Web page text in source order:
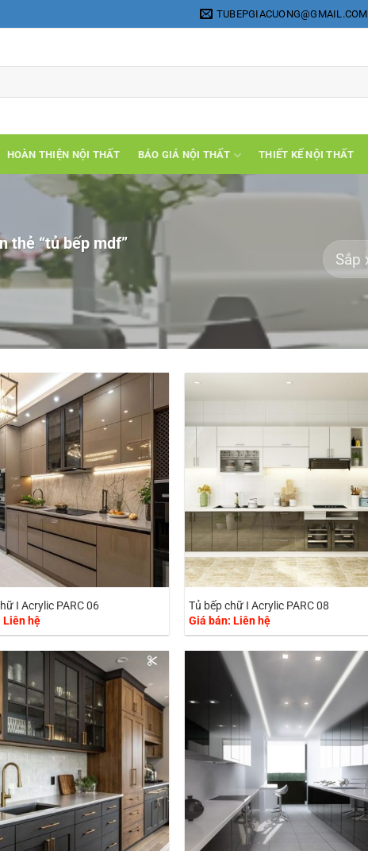
TUBEPGIACUONG@GMAIL.COM
HOÀN THIỆN NỘI THẤT BÁO GIÁ NỘI THẤT THIẾT KẾ NỘI THẤT
thẻ “tủ bếp mdf”
I Acrylic PARC 06
Liên hệ
Tủ bếp chữ I Acrylic PARC 08
Giá bán: Liên hệ